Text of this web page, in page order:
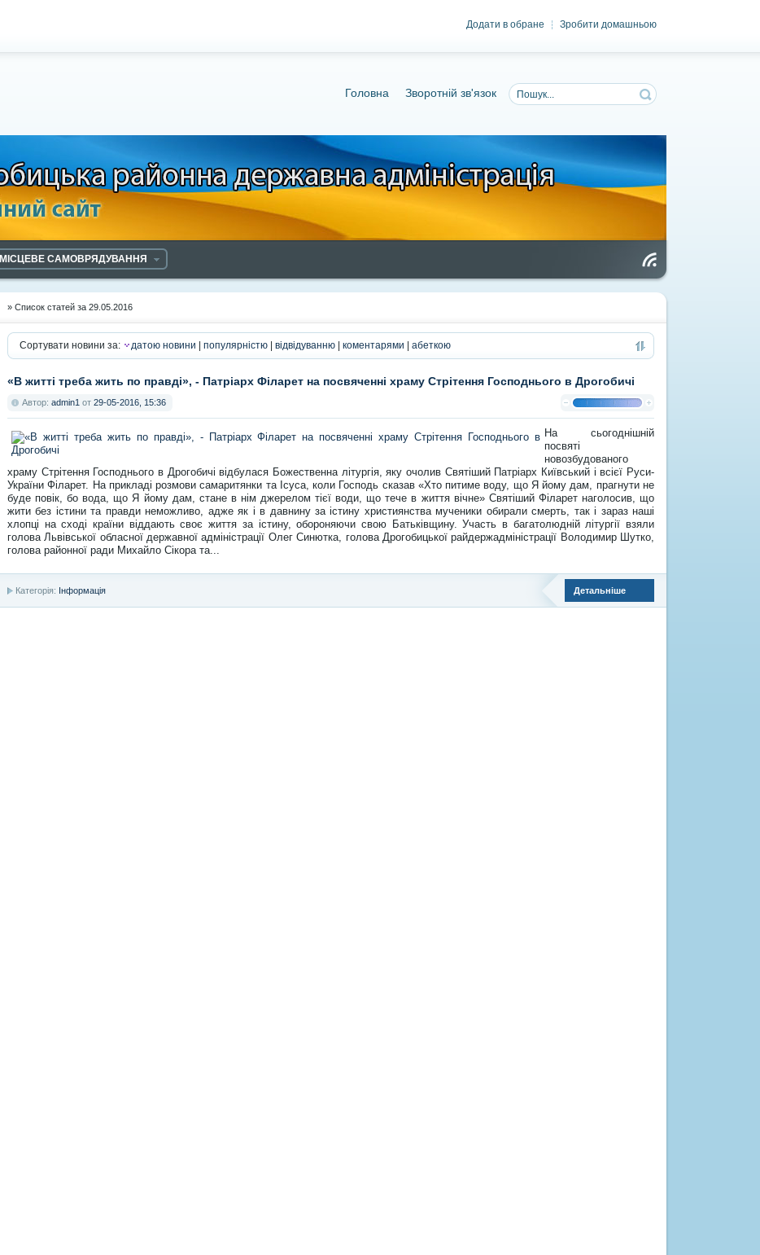
Зробити домашньою
Додати в обране
Головна Зворотній зв'язок
МІСЦЕВЕ САМОВРЯДУВАННЯ
та
нн
S
» Список статей за 29.05.2016
Сортувати новини за: датою новини популярністю відвідуванню коментарями абеткою
«В житті треба жить по правді», - Патріарх Філарет на посвяченні храму Стрітення Господнього в Дрогобичі
Автор: admin1 от 29-05-2016, 15:36
На сьогоднішній
посвяті
новозбудованого
храму Стрітення Господнього в Дрогобичі відбулася Божественна літургія, яку очолив Святіший Патріарх Київський і всієї Руси-
України Філарет. На прикладі розмови самаритянки та Ісуса, коли Господь сказав «Хто питиме воду, що Я йому дам, прагнути не
буде повік, бо вода, що Я йому дам, стане в нім джерелом тієї води, що тече в життя вічне» Святіший Філарет наголосив, що
жити без істини та правди неможливо, адже як і в давнину за істину християнства мученики обирали смерть, так і зараз наші
хлопці на сході країни віддають своє життя за істину, обороняючи свою Батьківщину.Участь в багатолюдній літургії взяли
голова Львівської обласної державної адміністрації Олег Синютка, голова Дрогобицької райдержадміністрації Володимир Шутко,
голова районної ради Михайло Сікора та...
Детальніше
Категорія: Інформація